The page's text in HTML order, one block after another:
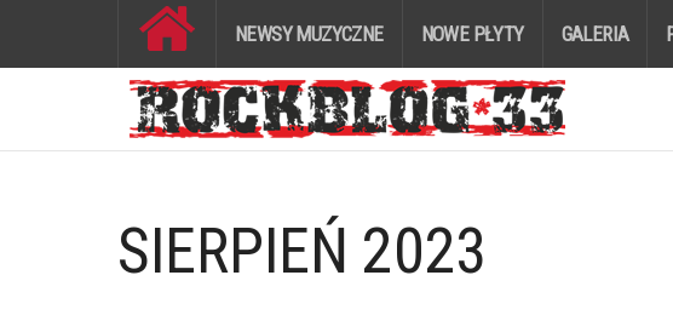
NEWSY MUZYCZNE NOWE PŁYTY GALERIA
SIERPIEŃ 2023